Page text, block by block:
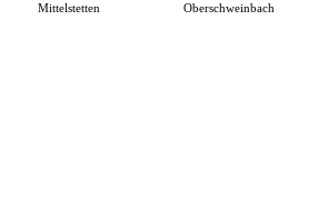
Mittelstetten Oberschweinbach